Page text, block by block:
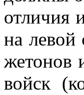
отличия
на левой
жетонов
войск